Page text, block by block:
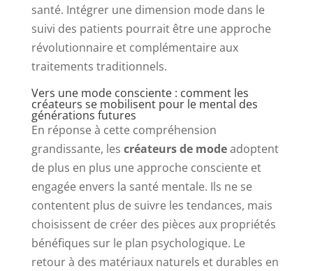
santé. Intégrer une dimension mode dans le
suivi des patients pourrait être une approche
révolutionnaire et complémentaire aux
traitements traditionnels.
Vers une mode consciente : comment les
créateurs se mobilisent pour le mental des
générations futures
En réponse à cette compréhension
grandissante, les créateurs de modeadoptent
de plus en plus une approche consciente et
engagée envers la santé mentale. Ils ne se
contentent plus de suivre les tendances, mais
choisissent de créer des pièces aux propriétés
bénéfiques sur le plan psychologique. Le
retour à des matériaux naturels et durables en